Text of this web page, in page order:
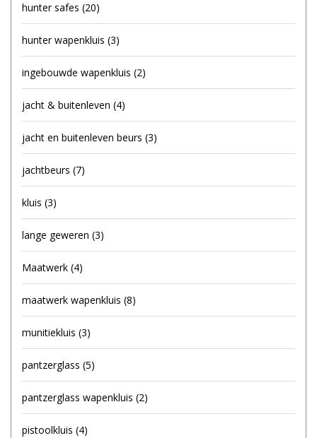
hunter safes (20)
hunter wapenkluis (3)
ingebouwde wapenkluis (2)
jacht & buitenleven (4)
jacht en buitenleven beurs (3)
jachtbeurs (7)
kluis (3)
lange geweren (3)
Maatwerk (4)
maatwerk wapenkluis (8)
munitiekluis (3)
pantzerglass (5)
pantzerglass wapenkluis (2)
pistoolkluis (4)